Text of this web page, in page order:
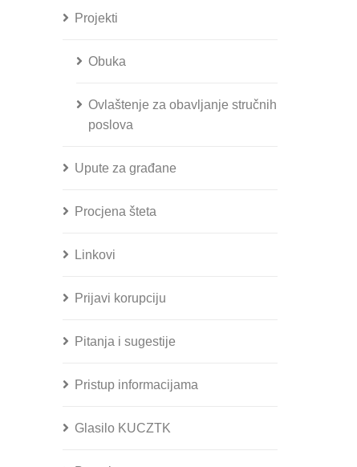
Projekti
Obuka
Ovlaštenje za obavljanje stručnih
poslova
Upute za građane
Procjena šteta
Linkovi
Prijavi korupciju
Pitanja i sugestije
Pristup informacijama
Glasilo KUCZTK